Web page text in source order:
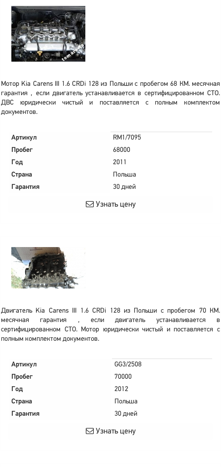
Мотор Kia Carens III 1.6 CRDi 128 из Польши с пробегом 68 КМ. месячная
гарантия , если двигатель устанавливается в сертифицированном СТО.
ДВС юридически чистый и поставляется с полным комплектом
документов.
Артикул
RM1/7095
Пробег
68000
Год
2011
Страна
Польша
Гарантия
30 дней
Узнать цену
Двигатель Kia Carens III 1.6 CRDi 128 из Польши с пробегом 70 КМ.
месячная гарантия , если двигатель устанавливается в
сертифицированном СТО. Мотор юридически чистый и поставляется с
полным комплектом документов.
Артикул
GG3/2508
Пробег
70000
Год
2012
Страна
Польша
Гарантия
30 дней
Узнать цену